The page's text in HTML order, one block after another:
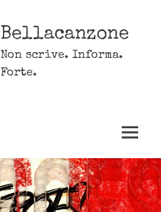
Bellacanzone
Non scrive. Informa.
Forte.
MENU